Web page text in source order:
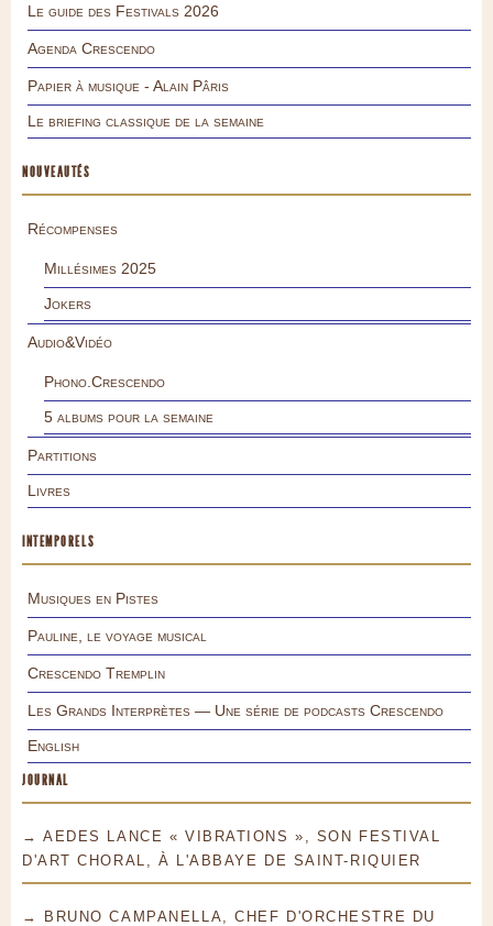
Le guide des Festivals 2026
Agenda Crescendo
Papier à musique - Alain Pâris
Le briefing classique de la semaine
NOUVEAUTÉS
Récompenses
Millésimes 2025
Jokers
Audio&Vidéo
Phono.Crescendo
5 albums pour la semaine
Partitions
Livres
INTEMPORELS
Musiques en Pistes
Pauline, le voyage musical
Crescendo Tremplin
Les Grands Interprètes — Une série de podcasts Crescendo
English
JOURNAL
→ AEDES LANCE « VIBRATIONS », SON FESTIVAL
D'ART CHORAL, À L'ABBAYE DE SAINT-RIQUIER
→ BRUNO CAMPANELLA, CHEF D'ORCHESTRE DU